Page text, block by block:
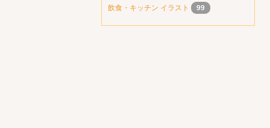
飲食・キッチン イラスト 99